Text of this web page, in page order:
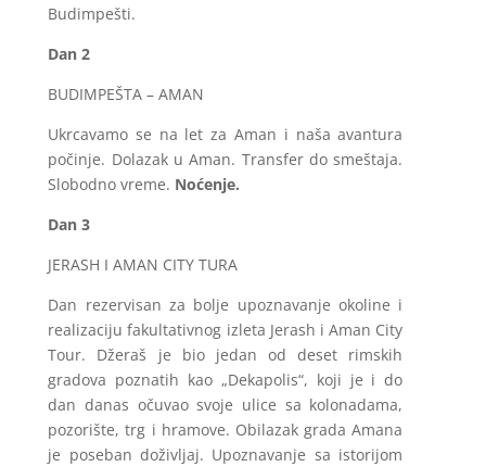
Budimpešti.
Dan 2
BUDIMPEŠTA – AMAN
Ukrcavamo se na let za Aman i naša avantura
počinje. Dolazak u Aman. Transfer do smeštaja.
Slobodno vreme. Noćenje.
Dan 3
JERASH I AMAN CITY TURA
Dan rezervisan za bolje upoznavanje okoline i
realizaciju fakultativnog izleta Jerash i Aman City
Tour. Džeraš je bio jedan od deset rimskih
gradova poznatih kao „Dekapolis“, koji je i do
dan danas očuvao svoje ulice sa kolonadama,
pozorište, trg i hramove. Obilazak grada Amana
je poseban doživljaj. Upoznavanje sa istorijom